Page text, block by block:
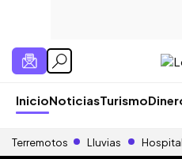
InicioNoticiasTurismo
Terremotos Lluvias